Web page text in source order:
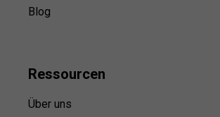
Blog
Ressourcen
Über uns